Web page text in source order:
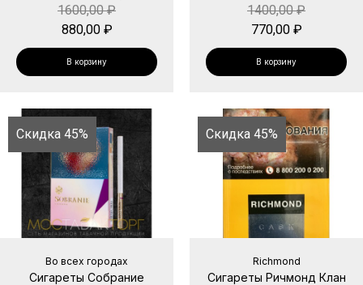
1600,00₽
880,00 ₽
В корзину
1400,00₽
770,00 ₽
В корзину
Скидка 45%
Во всех городах
Сигареты Собрание
Скидка 45%
Richmond
Сигареты Ричмонд Клан